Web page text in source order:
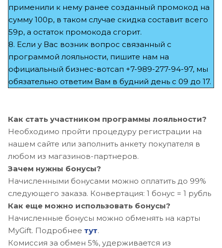
применили к нему ранее созданный промокод на
сумму 100р, в таком случае скидка составит всего
59р, а остаток промокода сгорит.
8. Если у Вас возник вопрос связанный с
программой лояльности, пишите нам на
официальный бизнес-вотсап +7-989-277-94-97, мы
обязательно ответим Вам в будний день с 09 до 17.
Как стать участником программы лояльности?
Необходимо пройти процедуру регистрации на
нашем сайте или заполнить анкету покупателя в
любом из магазинов-партнеров.
Зачем нужны бонусы?
Начисленными бонусами можно оплатить до 99%
следующего заказа. Конвертация: 1 бонус = 1 рубль
Как еще можно использовать бонусы?
Начисленные бонусы можно обменять на карты
MyGift. Подробнее тут.
Комиссия за обмен 5%, удерживается из